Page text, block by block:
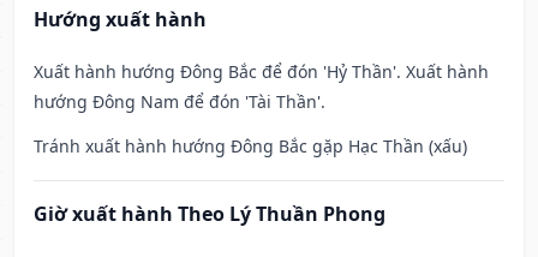
Hướng xuất hành
Xuất hành hướng Đông Bắc để đón 'Hỷ Thần'. Xuất hành
hướng Đông Nam để đón 'Tài Thần'.
Tránh xuất hành hướng Đông Bắc gặp Hạc Thần (xấu)
Giờ xuất hành Theo Lý Thuần Phong